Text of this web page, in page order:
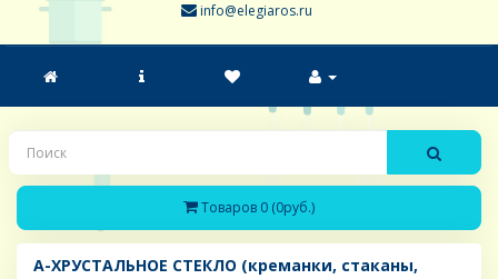
info@elegiaros.ru
Товаров 0 (0руб.)
A-ХРУСТАЛЬНОЕ СТЕКЛО (креманки, стаканы,